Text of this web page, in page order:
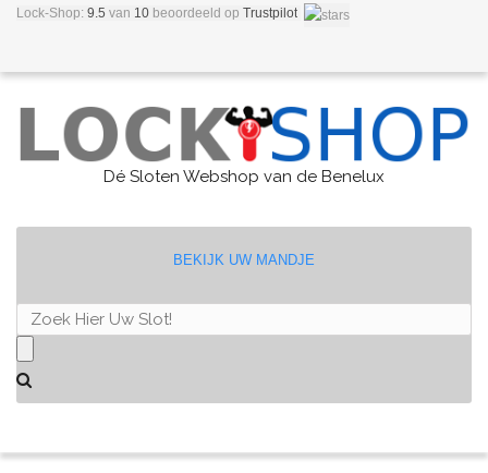
Lock-Shop: 9.5 van 10 beoordeeld op Trustpilot
Dé Sloten Webshop van de Benelux
BEKIJK UW MANDJE